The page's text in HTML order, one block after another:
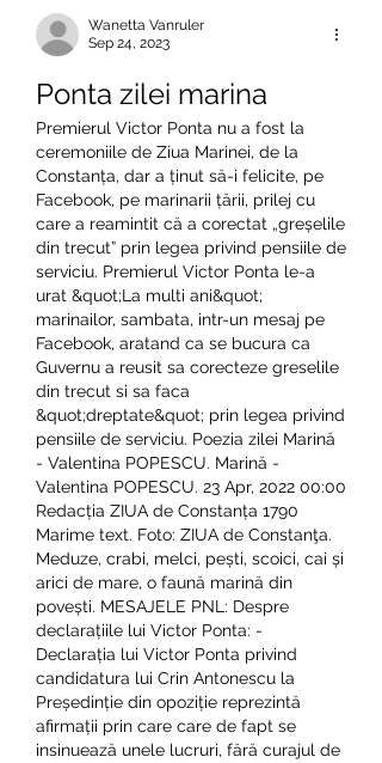
Wanetta Vanruler
Sep 24, 2023
Ponta zilei marina
Premierul Victor Ponta nu a fost la
ceremoniile de Ziua Marinei, de la
Constanța, dar a ținut să-i felicite, pe
Facebook, pe marinarii țării, prilej cu
care a reamintit că a corectat „greșelile
din trecut” prin legea privind pensiile de
serviciu. Premierul Victor Ponta le-a
urat &quot;La multi ani&quot;
marinailor, sambata, intr-un mesaj pe
Facebook, aratand ca se bucura ca
Guvernu a reusit sa corecteze greselile
din trecut si sa faca
&quot;dreptate&quot; prin legea privind
pensiile de serviciu. Poezia zilei Marină
- Valentina POPESCU. Marină -
Valentina POPESCU. 23 Apr, 2022 00:00
Redacția ZIUA de Constanța 1790
Marime text. Foto: ZIUA de Constanţa.
Meduze, crabi, melci, pești, scoici, cai și
arici de mare, o faună marină din
povești. MESAJELE PNL: Despre
declarațiile lui Victor Ponta: -
Declarația lui Victor Ponta privind
candidatura lui Crin Antonescu la
Președinție din opoziție reprezintă
afirmații prin care care de fapt se
insinuează unele lucruri, fără curajul de